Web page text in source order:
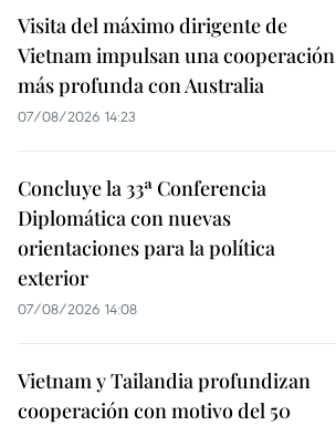
Visita del máximo dirigente de
Vietnam impulsan una cooperación
más profunda con Australia
07/08/2026 14:23
Concluye la 33ª Conferencia
Diplomática con nuevas
orientaciones para la política
exterior
07/08/2026 14:08
Vietnam y Tailandia profundizan
cooperación con motivo del 50